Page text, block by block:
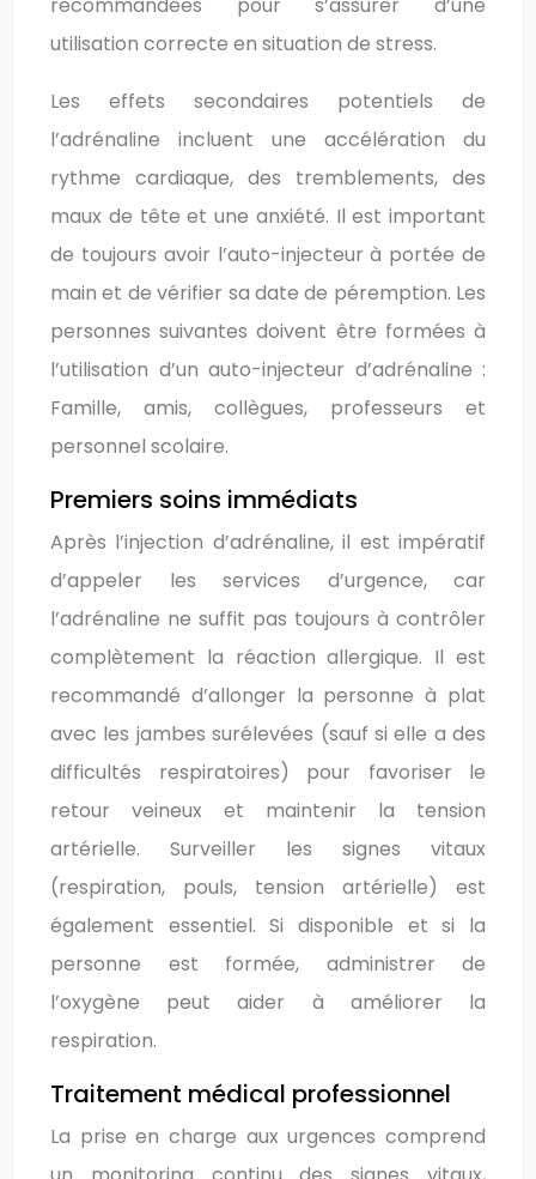
utilisation correcte en situation de stress.
Les effets secondaires potentiels de
l’adrénaline incluent une accélération du
rythme cardiaque, des tremblements, des
maux de tête et une anxiété. Il est important
de toujours avoir l’auto-injecteur à portée de
main et de vérifier sa date de péremption. Les
personnes suivantes doivent être formées à
l’utilisation d’un auto-injecteur d’adrénaline :
Famille, amis, collègues, professeurs et
personnel scolaire.
Premiers soins immédiats
Après l’injection d’adrénaline, il est impératif
d’appeler les services d’urgence, car
l’adrénaline ne suffit pas toujours à contrôler
complètement la réaction allergique. Il est
recommandé d’allonger la personne à plat
avec les jambes surélevées (sauf si elle a des
difficultés respiratoires) pour favoriser le
retour veineux et maintenir la tension
artérielle. Surveiller les signes vitaux
(respiration, pouls, tension artérielle) est
également essentiel. Si disponible et si la
personne est formée, administrer de
l’oxygène peut aider à améliorer la
respiration.
Traitement médical professionnel
La prise en charge aux urgences comprend